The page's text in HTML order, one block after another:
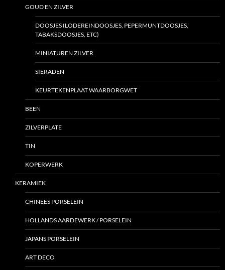
GOUD EN ZILVER
DOOSJES (LODEREINDOOSJES, PEPERMUNTDOOSJES,
TABAKSDOOSJES, ETC)
MINIATUREN ZILVER
SIERADEN
KEURTEKENPLAAT WAARBORGWET
BEEN
ZILVERPLATE
TIN
KOPERWERK
KERAMIEK
CHINEES PORSELEIN
HOLLANDS AARDEWERK / PORSELEIN
JAPANS PORSELEIN
ART DECO